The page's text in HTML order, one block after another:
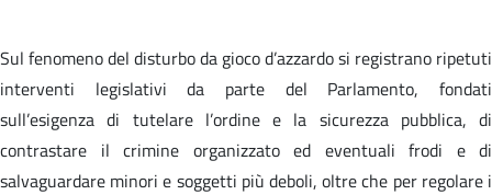
Sul fenomeno del disturbo da gioco d’azzardo si registrano ripetuti
interventi legislativi da parte del Parlamento, fondati
sull’esigenza di tutelare l’ordine e la sicurezza pubblica, di
contrastare il crimine organizzato ed eventuali frodi e di
salvaguardare minori e soggetti più deboli, oltre che per regolare i